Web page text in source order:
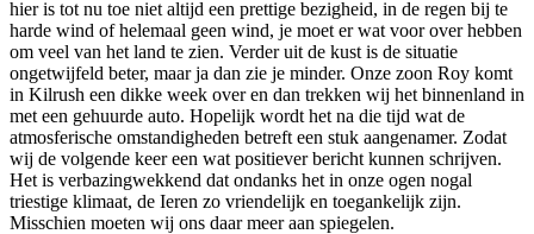
hier is tot nu toe niet altijd een prettige bezigheid, in de regen bij te
harde wind of helemaal geen wind, je moet er wat voor over hebben
om veel van het land te zien. Verder uit de kust is de situatie
ongetwijfeld beter, maar ja dan zie je minder. Onze zoon Roy komt
in Kilrush een dikke week over en dan trekken wij het binnenland in
met een gehuurde auto. Hopelijk wordt het na die tijd wat de
atmosferische omstandigheden betreft een stuk aangenamer. Zodat
wij de volgende keer een wat positiever bericht kunnen schrijven.
Het is verbazingwekkend dat ondanks het in onze ogen nogal
triestige klimaat, de Ieren zo vriendelijk en toegankelijk zijn.
Misschien moeten wij ons daar meer aan spiegelen.